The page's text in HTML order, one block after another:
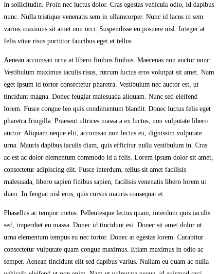
in sollicitudin. Proin nec luctus dolor. Cras egestas vehicula odio, id dapibus
nunc. Nulla tristique venenatis sem in ullamcorper. Nunc id lacus in sem
varius maximus sit amet non orci. Suspendisse eu posuere nisl. Integer at
felis vitae risus porttitor faucibus eget et tellus.
Aenean accumsan urna at libero finibus finibus. Maecenas non auctor nunc.
Vestibulum maximus iaculis risus, rutrum luctus eros volutpat sit amet. Nam
eget ipsum id tortor consectetur pharetra. Vestibulum nec auctor est, ut
tincidunt magna. Donec feugiat malesuada aliquam. Nunc sed eleifend
lorem. Fusce congue leo quis condimentum blandit. Donec luctus felis eget
pharetra fringilla. Praesent ultrices massa a ex luctus, non vulputate libero
auctor. Aliquam neque elit, accumsan non lectus eu, dignissim vulputate
urna. Mauris dapibus iaculis diam, quis efficitur nulla vestibulum in. Cras
ac est ac dolor elementum commodo id a felis. Lorem ipsum dolor sit amet,
consectetur adipiscing elit. Fusce interdum, tellus sit amet facilisis
malesuada, libero sapien finibus sapien, facilisis venenatis libero lorem ut
diam. In feugiat nisl eros, quis cursus mauris consequat et.
Phasellus ac tempor metus. Pellentesque lectus quam, interdum quis iaculis
sed, imperdiet eu massa. Donec id tincidunt est. Donec sit amet dolor ut
urna elementum tempus eu nec tortor. Donec at egestas lorem. Curabitur
consectetur vulputate quam congue maximus. Etiam maximus in odio ac
semper. Aenean tincidunt elit sed dapibus varius. Nullam eu quam ac nulla